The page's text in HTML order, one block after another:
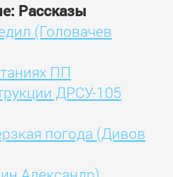
Рассказы
(Головачев
ПП
ДРСУ-105
погода (Дивов